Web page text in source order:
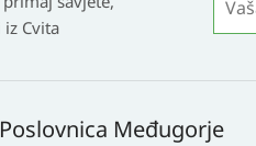
Cvita
Poslovnica Međugorje